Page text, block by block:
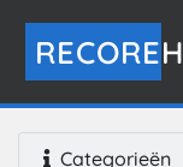
RECORE
Categorieën